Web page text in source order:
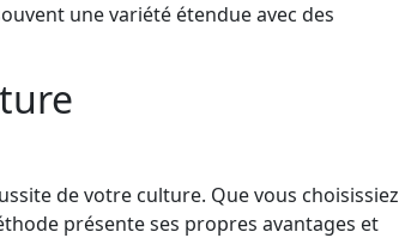
une variété étendue avec des
de votre culture. Que vous choisissiez
présente ses propres avantages et